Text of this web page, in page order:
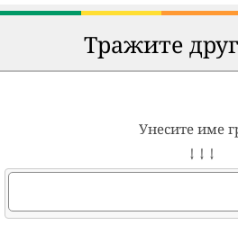
Тражите
Унесите име
↓ ↓ ↓